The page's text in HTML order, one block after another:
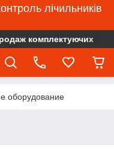
лічильників
комплектуючих
оборудование